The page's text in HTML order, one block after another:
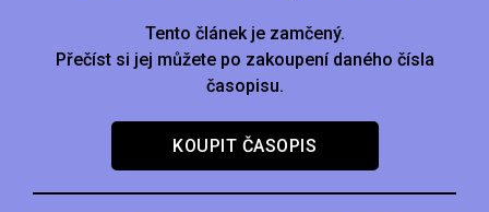
Tento článek je zamčený.
Přečíst si jej můžete po zakoupení daného čísla
časopisu.
KOUPIT ČASOPIS